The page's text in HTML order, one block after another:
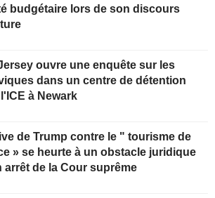
budgétaire lors de son discours
ouvre une enquête sur les
dans un centre de détention
à Newark
de Trump contre le " tourisme de
» se heurte à un obstacle juridique
arrêt de la Cour suprême